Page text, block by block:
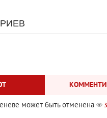
может быть отменена